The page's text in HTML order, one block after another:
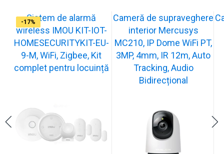
-31%
Sistem de alarmă
wireless IMOU KIT-IOT-
HOMESECURITYKIT-EU-
9-M, WiFi, Zigbee, Kit
complet pentru locuință
-19%
Cameră de supraveghere
interior Mercusys
MC210, IP Dome WiFi PT,
3MP, 4mm, IR 12m, Auto
Tracking, Audio
Bidirecțional
-21%
-13%
-15%
-20%
-12%
-13%
-16%
-17%